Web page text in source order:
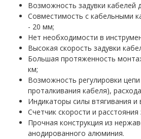
Возможность задувки кабелей
Совместимость с кабельными
- 20 мм;
Нет необходимости в
Высокая скорость задувки
Большая протяженность
км;
Возможность регулировки цепи
проталкивания кабеля),
Индикаторы силы втягивания и
Счетчик скорости и расстояния
Прочная конструкция из
анодированного алюминия.